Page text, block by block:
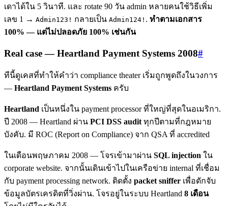
เดาได้ใน 5 วินาที. และ rotate 90 วัน admin หลายคนใช้วิธีเพิ่ม
เลข 1 → Admin123! กลายเป็น Admin124! . ทำตามเอกสาร
100% — แต่ไม่ปลอดภัย 100% เช่นกัน
Real case — Heartland Payment Systems 2008#
ทีนี้ดูเคสที่ทำให้คำว่า compliance theater เริ่มถูกพูดถึงในวงการ
— Heartland Payment Systems ครับ
Heartland เป็นหนึ่งใน payment processor ที่ใหญ่ที่สุดในอเมริกา.
ปี 2008 — Heartland ผ่าน PCI DSS audit ทุกปีตามที่กฎหมาย
บังคับ. มี ROC (Report on Compliance) จาก QSA ที่ accredited
ในเดือนพฤษภาคม 2008 — โจรเข้ามาผ่าน SQL injection ใน
corporate website. จากนั้นเดินเข้าไปในเครือข่าย internal ที่เชื่อม
กับ payment processing network. ติดตั้ง packet sniffer เพื่อดักจับ
ข้อมูลบัตรเครดิตที่วิ่งผ่าน. โจรอยู่ในระบบ Heartland 8 เดือน